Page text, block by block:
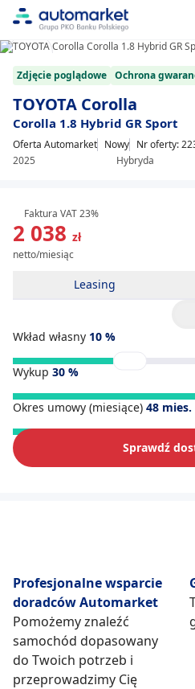
Zdjęcie poglądowe Ochrona
TOYOTA Corolla
Corolla 1.8 Hybrid GR Sport
Oferta Automarket Nowy
2025
Hybryda
Nr oferty:
2 038 zł
netto/miesiąc
Faktura VAT 23%
Leasing
Wkład własny 10 %
Wykup 30 %
Okres umowy (miesiące) 48 mies.
Sprawdź
Profesjonalne wsparcie
doradców Automarket
Pomożemy znaleźć
samochód dopasowany
do Twoich potrzeb i
przeprowadzimy Cię